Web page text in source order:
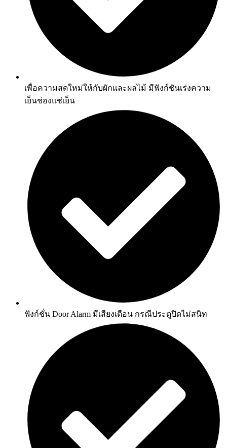
เพื่อความสดใหม่ให้กับผักและผลไม้ มีฟังก์ชันเร่งความ
เย็นช่องแช่เย็น
ฟังก์ชั่น Door Alarm มีเสียงเตือน กรณีประตูปิดไม่สนิท